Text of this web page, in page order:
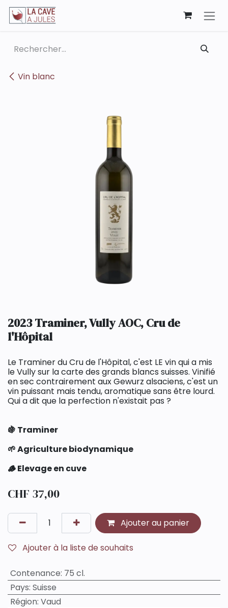
Se rendre au contenu
Vin blanc
2023 Traminer, Vully AOC, Cru de
l'Hôpital
Le Traminer du Cru de l'Hôpital, c'est LE vin qui a mis
le Vully sur la carte des grands blancs suisses. Vinifié
en sec contrairement aux Gewurz alsaciens, c'est un
vin puissant mais tendu, aromatique sans être lourd.
Qui a dit que la perfection n'existait pas ?
🍇 Traminer
🌱 Agriculture biodynamique
🪵 Elevage en cuve
CHF 37,00
Ajouter au panier
Ajouter à la liste de souhaits
Contenance: 75 cl.
Pays: Suisse
Région: Vaud